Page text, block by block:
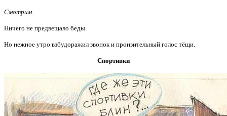
Смотрим.
Ничего не предвещало беды.
Но нежное утро взбудоражил звонок и пронзительный голос тёщи.
Спортивки